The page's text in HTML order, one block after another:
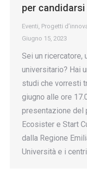
per candidarsi
Eventi Progetti
Giugno 15, 2023
Sei un ricercatore,
universitario? Hai
studi che vorresti
giugno alle ore
presentazione del
Ecosister e Start
dalla Regione
Università e i